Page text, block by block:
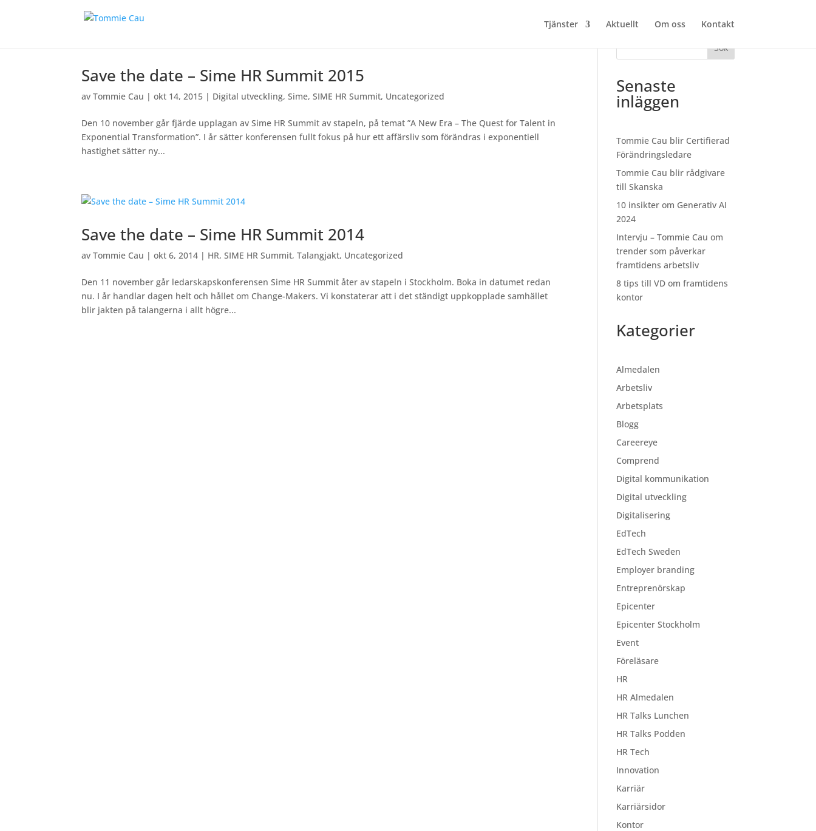
Tjänster Aktuellt Om oss Kontakt
Save the date – Sime HR Summit 2015
avTommie Cau |okt 14, 2015 | Digital utveckling,Sime,SIME HR Summit, Uncategorized
Den 10 november går fjärde upplagan av Sime HR Summit av stapeln, på temat ”A New Era – The Quest for Talent in
Exponential Transformation”. I år sätter konferensen fullt fokus på hur ett affärsliv som förändras i exponentiell
hastighet sätter ny...
Save the date – Sime HR Summit 2014
avTommie Cau |okt 6, 2014 | HR,SIME HR Summit,Talangjakt, Uncategorized
Den 11 november går ledarskapskonferensen Sime HR Summit åter av stapeln i Stockholm. Boka in datumet redan
nu. I år handlar dagen helt och hållet om Change-Makers. Vi konstaterar att i det ständigt uppkopplade samhället
blir jakten på talangerna i allt högre...
Sök
Senaste
inläggen
Tommie Cau blir Certifierad
Förändringsledare
Tommie Cau blir rådgivare
till Skanska
10 insikter om Generativ AI
2024
Intervju – Tommie Cau om
trender som påverkar
framtidens arbetsliv
8 tips till VD om framtidens
kontor
Kategorier
Almedalen
Arbetsliv
Arbetsplats
Blogg
Careereye
Comprend
Digital kommunikation
Digital utveckling
Digitalisering
EdTech
EdTech Sweden
Employer branding
Entreprenörskap
Epicenter
Epicenter Stockholm
Event
Föreläsare
HR
HR Almedalen
HR Talks Lunchen
HR Talks Podden
HR Tech
Innovation
Karriär
Karriärsidor
Kontor